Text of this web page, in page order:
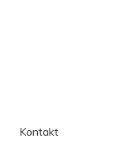
Kontakt